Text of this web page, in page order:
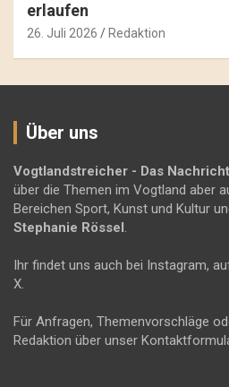
erlaufen
26. Juli 2026 Redaktion
Über uns
Vogtlandstreicher - Das
über die Themen im Vogtland aber
Bereichen Sport, Kunst und Kultur
Stephanie Rössel.
Ihr findet uns auch bei Instagram,
X.
Für Anfragen, Themenvorschläge
Redaktion über unser